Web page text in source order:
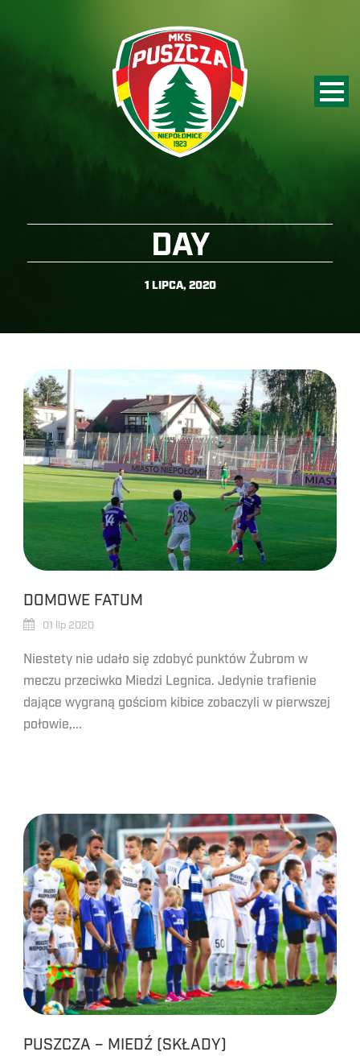
DAY
1 LIPCA, 2020
DOMOWE FATUM
01 lip 2020
Niestety nie udało się zdobyć punktów Żubrom w
meczu przeciwko Miedzi Legnica. Jedynie trafienie
dające wygraną gościom kibice zobaczyli w pierwszej
połowie,...
PUSZCZA – MIEDŹ (SKŁADY)